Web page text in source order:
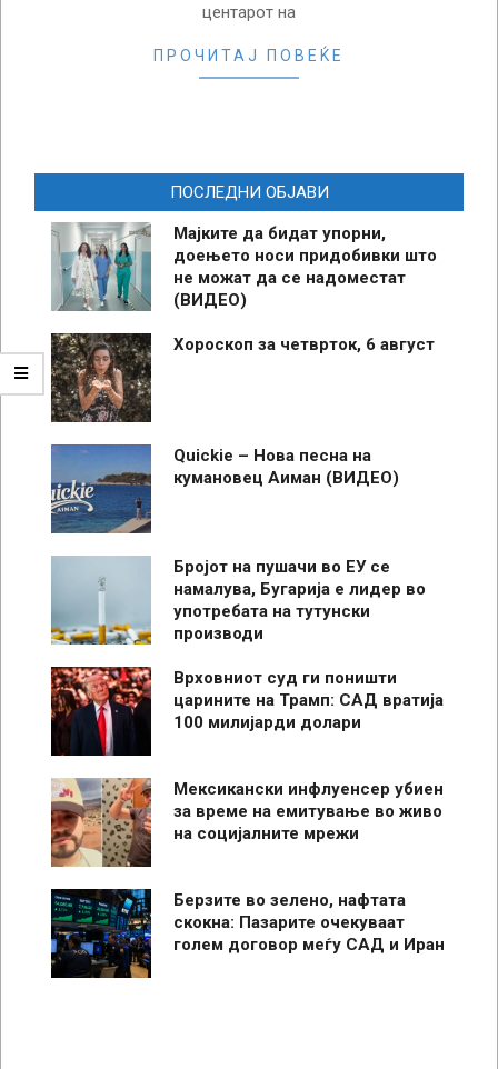
центарот на
ПРОЧИТАЈ ПОВЕЌЕ
ПОСЛЕДНИ ОБЈАВИ
Мајките да бидат упорни,
доењето носи придобивки што
не можат да се надоместат
(ВИДЕО)
Хороскоп за четврток, 6 август
Quickie – Нова песна на
кумановец Аиман (ВИДЕО)
Бројот на пушачи во ЕУ се
намалува, Бугарија е лидер во
употребата на тутунски
производи
Врховниот суд ги поништи
царините на Трамп: САД вратија
100 милијарди долари
Мексикански инфлуенсер убиен
за време на емитување во живо
на социјалните мрежи
Берзите во зелено, нафтата
скокна: Пазарите очекуваат
голем договор меѓу САД и Иран